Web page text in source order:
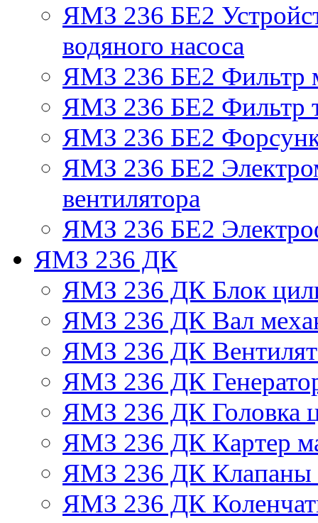
ЯМЗ 236 БЕ2
водяного насоса
ЯМЗ 236 БЕ2 Фильтр
ЯМЗ 236 БЕ2 Фильтр
ЯМЗ 236 БЕ2
ЯМЗ 236 БЕ2
вентилятора
ЯМЗ 236 БЕ2
ЯМЗ 236 ДК
ЯМЗ 236 ДК Блок
ЯМЗ 236 ДК Вал
ЯМЗ 236 ДК
ЯМЗ 236 ДК
ЯМЗ 236 ДК Головка
ЯМЗ 236 ДК Картер
ЯМЗ 236 ДК Клапаны
ЯМЗ 236 ДК